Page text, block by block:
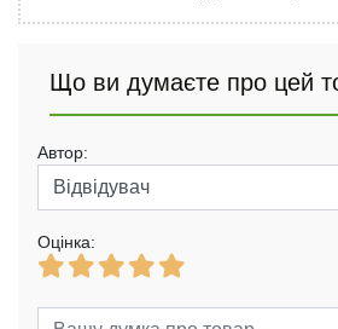
Що ви думаєте про цей
Автор:
Оцінка: